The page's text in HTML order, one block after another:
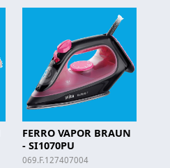
FERRO VAPOR BRAUN
- SI1070PU
069.F.127407004